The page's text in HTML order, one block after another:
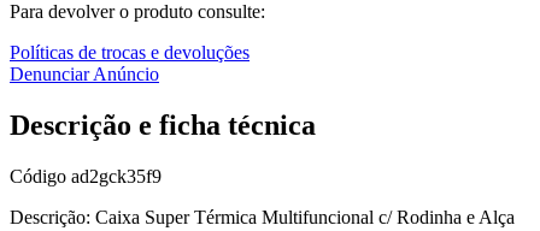
Para devolver o produto consulte:
Políticas de trocas e devoluções
Denunciar Anúncio
Descrição e ficha técnica
Código ad2gck35f9
Descrição: Caixa Super Térmica Multifuncional c/ Rodinha e Alça